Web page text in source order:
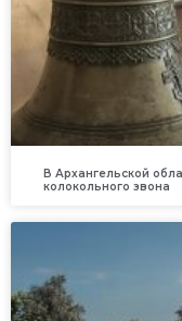
В Архангельской
колокольного звона